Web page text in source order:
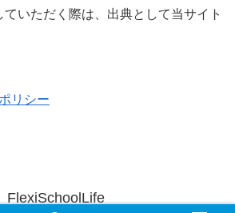
いただく際は、出典として当サイト
リシー
FlexiSchoolLife